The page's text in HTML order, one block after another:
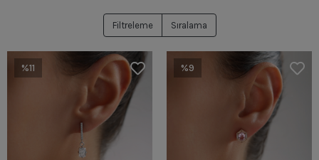
Filtreleme Sıralama
%11 %9